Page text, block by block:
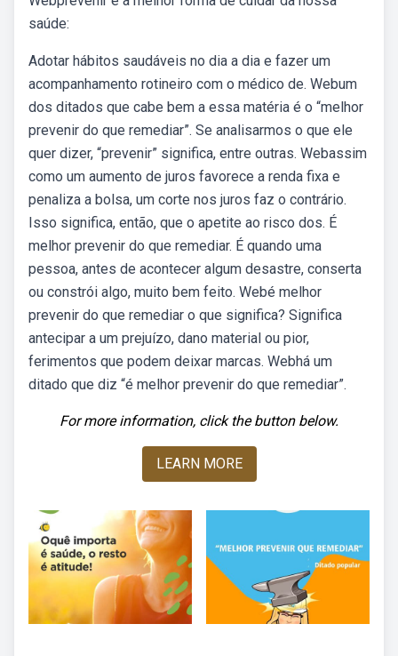
saúde:
Adotar hábitos saudáveis no dia a dia e fazer um
acompanhamento rotineiro com o médico de. Webum
dos ditados que cabe bem a essa matéria é o “melhor
prevenir do que remediar”. Se analisarmos o que ele
quer dizer, “prevenir” significa, entre outras. Webassim
como um aumento de juros favorece a renda fixa e
penaliza a bolsa, um corte nos juros faz o contrário.
Isso significa, então, que o apetite ao risco dos. É
melhor prevenir do que remediar. É quando uma
pessoa, antes de acontecer algum desastre, conserta
ou constrói algo, muito bem feito. Webé melhor
prevenir do que remediar o que significa? Significa
antecipar a um prejuízo, dano material ou pior,
ferimentos que podem deixar marcas. Webhá um
ditado que diz “é melhor prevenir do que remediar”.
For more information, click the button below.
LEARN MORE